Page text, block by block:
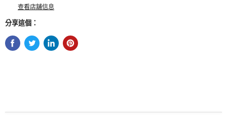
查看店舖信息
分享這個：